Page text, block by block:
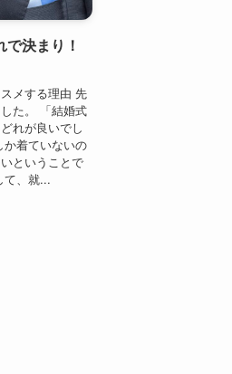
決まり！
メする理由 先
た。 「結婚式
れが良いでし
か着ていないの
ということで
て、就...